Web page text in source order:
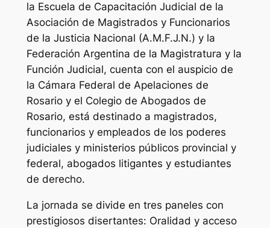
la Escuela de Capacitación Judicial de la
Asociación de Magistrados y Funcionarios
de la Justicia Nacional (A.M.F.J.N.) y la
Federación Argentina de la Magistratura y la
Función Judicial, cuenta con el auspicio de
la Cámara Federal de Apelaciones de
Rosario y el Colegio de Abogados de
Rosario, está destinado a magistrados,
funcionarios y empleados de los poderes
judiciales y ministerios públicos provincial y
federal, abogados litigantes y estudiantes
de derecho.
La jornada se divide en tres paneles con
prestigiosos disertantes: Oralidad y acceso